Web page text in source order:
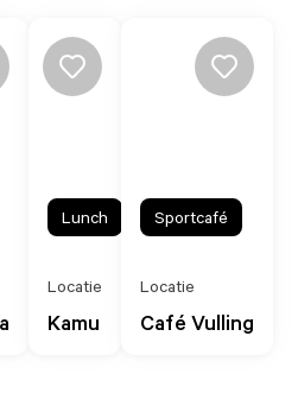
Kamu
Locatie
Lunch
Café Vulling
Locatie
Sportcafé